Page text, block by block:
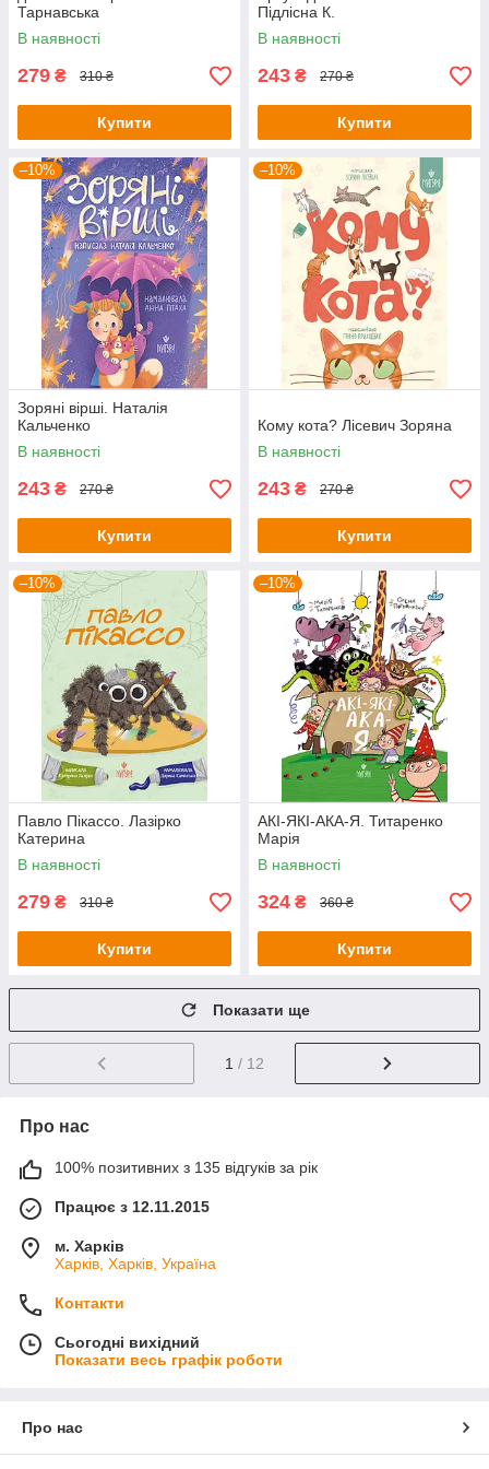
Тарнавська
В наявності
279 ₴ 310 ₴
Купити
Підлісна К.
В наявності
243 ₴ 270 ₴
Купити
–10%
Зоряні вірші. Наталія
Кальченко
В наявності
243 ₴ 270 ₴
Купити
–10%
Кому кота? Лісевич Зоряна
В наявності
243 ₴ 270 ₴
Купити
–10%
Павло Пікассо. Лазірко
Катерина
В наявності
279 ₴ 310 ₴
Купити
–10%
АКІ-ЯКІ-АКА-Я. Титаренко
Марія
В наявності
324 ₴ 360 ₴
Купити
Показати ще
1 / 12
Про нас
100% позитивних з 135 відгуків за рік
Працює з 12.11.2015
м. Харків
Харків, Харків, Україна
Контакти
Сьогодні вихідний
Показати весь графік роботи
Про нас